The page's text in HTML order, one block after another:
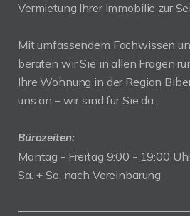
Vermietung Ihrer Immobilie zur
Mit umfassendem Fachwissen
beraten wir Sie in allen Fragen
Ihre Wohnung in der Region
uns an – wir sind für Sie da.
Bürozeiten:
Montag - Freitag 9:00 - 19:00
Sa. + So. nach Vereinbarung